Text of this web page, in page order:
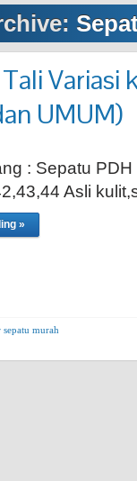
Variasi
UMUM)
: Sepatu
Asli
»
sepatu murah